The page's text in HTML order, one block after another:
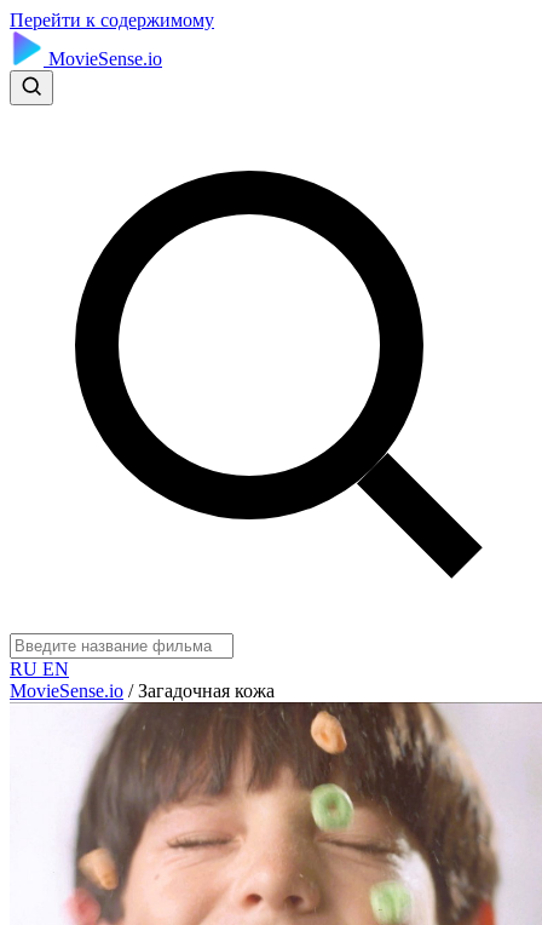
Перейти к содержимому
MovieSense.io
RU EN
MovieSense.io / Загадочная кожа